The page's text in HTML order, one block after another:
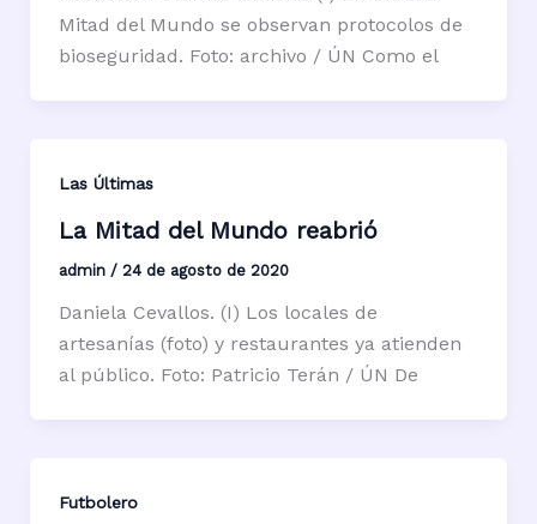
Mitad del Mundo se observan protocolos de
bioseguridad. Foto: archivo / ÚN Como el
Las Últimas
La Mitad del Mundo reabrió
admin / 24 de agosto de 2020
Daniela Cevallos. (I) Los locales de
artesanías (foto) y restaurantes ya atienden
al público. Foto: Patricio Terán / ÚN De
Futbolero